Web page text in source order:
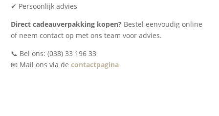
✔ Persoonlijk advies
Direct cadeauverpakking kopen? Bestel eenvoudig online
of neem contact op met ons team voor advies.
📞 Bel ons: (038) 33 196 33
📧 Mail ons via decontactpagina